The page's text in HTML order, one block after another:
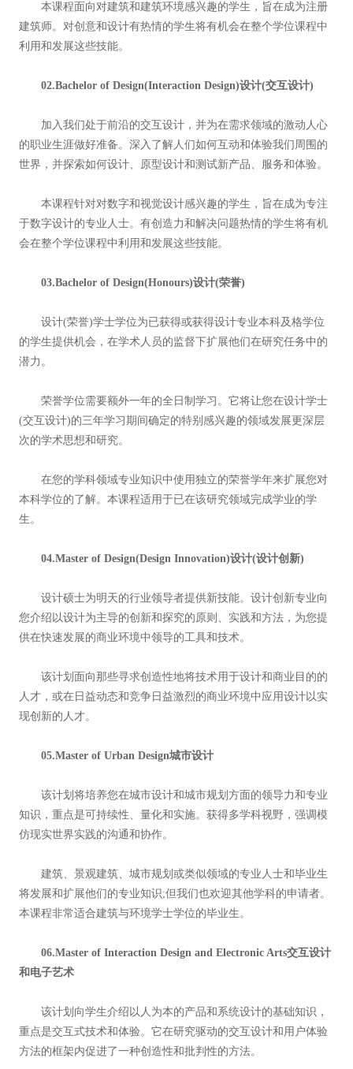
本课程面向对建筑和建筑环境感兴趣的学生，旨在成为注册
建筑师。对创意和设计有热情的学生将有机会在整个学位课程中
利用和发展这些技能。
02.Bachelor of Design(Interaction Design)设计(交互设计)
加入我们处于前沿的交互设计，并为在需求领域的激动人心
的职业生涯做好准备。深入了解人们如何互动和体验我们周围的
世界，并探索如何设计、原型设计和测试新产品、服务和体验。
本课程针对对数字和视觉设计感兴趣的学生，旨在成为专注
于数字设计的专业人士。有创造力和解决问题热情的学生将有机
会在整个学位课程中利用和发展这些技能。
03.Bachelor of Design(Honours)设计(荣誉)
设计(荣誉)学士学位为已获得或获得设计专业本科及格学位
的学生提供机会，在学术人员的监督下扩展他们在研究任务中的
潜力。
荣誉学位需要额外一年的全日制学习。它将让您在设计学士
(交互设计)的三年学习期间确定的特别感兴趣的领域发展更深层
次的学术思想和研究。
在您的学科领域专业知识中使用独立的荣誉学年来扩展您对
本科学位的了解。本课程适用于已在该研究领域完成学业的学
生。
04.Master of Design(Design Innovation)设计(设计创新)
设计硕士为明天的行业领导者提供新技能。设计创新专业向
您介绍以设计为主导的创新和探究的原则、实践和方法，为您提
供在快速发展的商业环境中领导的工具和技术。
该计划面向那些寻求创造性地将技术用于设计和商业目的的
人才，或在日益动态和竞争日益激烈的商业环境中应用设计以实
现创新的人才。
05.Master of Urban Design城市设计
该计划将培养您在城市设计和城市规划方面的领导力和专业
知识，重点是可持续性、量化和实施。获得多学科视野，强调模
仿现实世界实践的沟通和协作。
建筑、景观建筑、城市规划或类似领域的专业人士和毕业生
将发展和扩展他们的专业知识;但我们也欢迎其他学科的申请者。
本课程非常适合建筑与环境学士学位的毕业生。
06.Master of Interaction Design and Electronic Arts交互设计
和电子艺术
该计划向学生介绍以人为本的产品和系统设计的基础知识，
重点是交互式技术和体验。它在研究驱动的交互设计和用户体验
方法的框架内促进了一种创造性和批判性的方法。